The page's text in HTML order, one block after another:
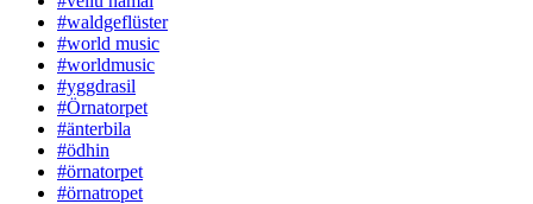
#waldgeflüster
#world music
#worldmusic
#yggdrasil
#Örnatorpet
#änterbila
#ödhin
#örnatorpet
#örnatropet